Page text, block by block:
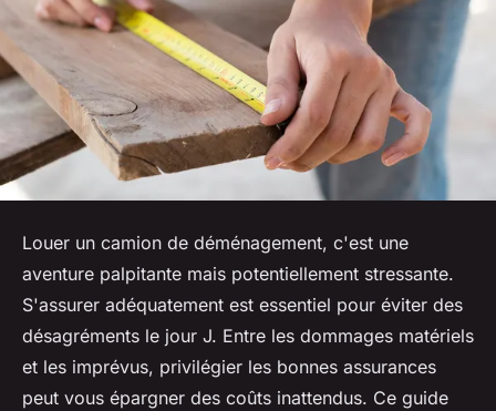
Louer un camion de déménagement, c'est une
aventure palpitante mais potentiellement stressante.
S'assurer adéquatement est essentiel pour éviter des
désagréments le jour J. Entre les dommages matériels
et les imprévus, privilégier les bonnes assurances
peut vous épargner des coûts inattendus. Ce guide